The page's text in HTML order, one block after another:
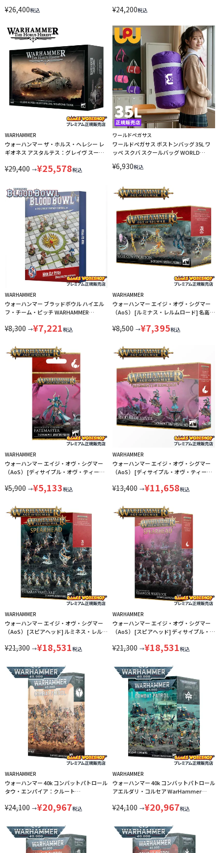
¥26,400税込 ¥24,200税込
WARHAMMER
ウォーハンマー ザ・ホルス・ヘレシー レ
ギオネス アスタルテス：グレイヴ スーパ
WARHAMMER The Horus Heresy 31-158
¥29,400 →¥25,578税込
ワールドペガサス
ワールドペガサス ボストンバッグ 35L ワ
ッペ スクバ スクールバッグ WORLD
¥6,930税込
WARHAMMER
ウォーハンマー ブラッドボウル ハイエル
フ・チーム・ピッチ WARHAMMER
¥8,300 →¥7,221税込
WARHAMMER
ウォーハンマー エイジ・オヴ・シグマー
（AoS） [ルミナス・レルムロード] 名高き
OF SIGMAR 87-67 LINECPN
¥8,500 →¥7,395税込
WARHAMMER
ウォーハンマー エイジ・オヴ・シグマー
（AoS） [ディサイプル・オヴ・ティーン
OF SIGMAR 83-111 LINECPN
¥5,900 →¥5,133税込
WARHAMMER
ウォーハンマー エイジ・オヴ・シグマー
（AoS） [ディサイプル・オヴ・ティーン
WARHAMMER AGE OF SIGMAR 83-108
¥13,400 →¥11,658税込
WARHAMMER
ウォーハンマー エイジ・オヴ・シグマー
（AoS） [スピアヘッド] ルミネス・レルム
AGE OF SIGMAR 70-874 LINECPN
¥21,300 →¥18,531税込
WARHAMMER
ウォーハンマー エイジ・オヴ・シグマー
（AoS） [スピアヘッド] ディサイプル・オ
WARHAMMER AGE OF SIGMAR 70-839
¥21,300 →¥18,531税込
WARHAMMER
ウォーハンマー 40k コンバットパトロール
タウ・エンパイア：クルート
¥24,100 →¥20,967税込
WARHAMMER
ウォーハンマー 40k コンバットパトロール
アエルダリ・コルセア WarHammer
¥24,100 →¥20,967税込